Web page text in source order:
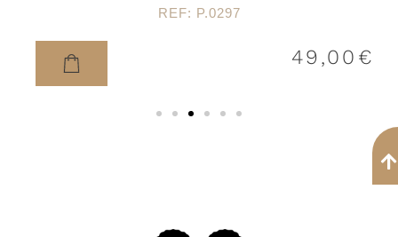
REF: P.0297
49,00 €